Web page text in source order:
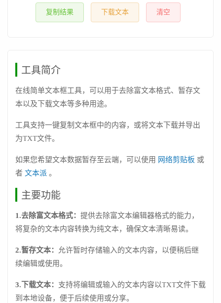
复制结果 下载文本 清空
工具简介
在线简单文本框工具，可以用于去除富文本格式、暂存文
本以及下载文本等多种用途。
工具支持一键复制文本框中的内容，或将文本下载并导出
为TXT文件。
如果您希望文本数据暂存至云端，可以使用 网络剪贴板 或
者 文本派 。
主要功能
1.去除富文本格式： 提供去除富文本编辑器格式的能力，
将复杂的文本内容转换为纯文本，确保文本清晰易读。
2.暂存文本：
允许暂时存储输入的文本内容，以便稍后继
续编辑或使用。
3.下载文本： 支持将编辑或输入的文本内容以TXT文件下载
到本地设备，便于后续使用或分享。